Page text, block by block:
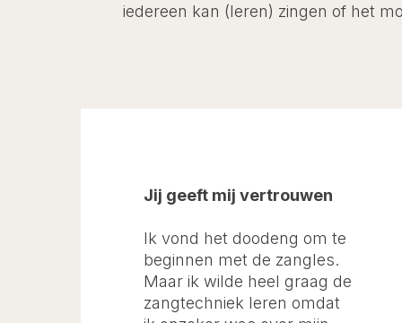
iedereen kan (leren) zingen of het
Jij geeft mij vertrouwen
Ik vond het doodeng om te
beginnen met de zangles.
Maar ik wilde heel graag de
zangtechniek leren omdat